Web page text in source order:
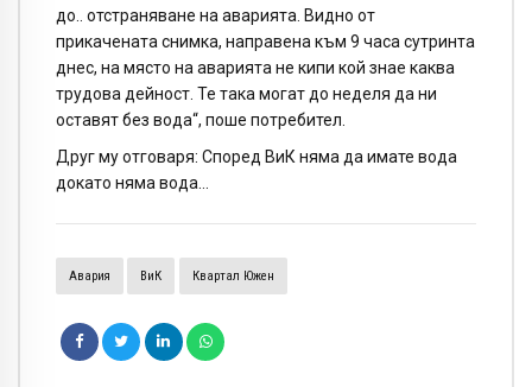
до.. отстраняване на аварията. Видно от
прикачената снимка, направена към 9 часа сутринта
днес, на място на аварията не кипи кой знае каква
трудова дейност. Те така могат до неделя да ни
оставят без вода“, поше потребител.
Друг му отговаря: Според ВиК няма да имате вода
докато няма вода…
Авария ВиК Квартал Южен